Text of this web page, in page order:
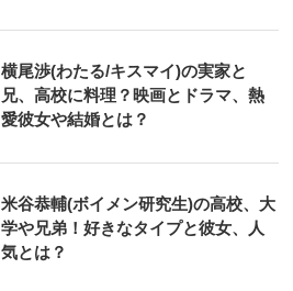
横尾渉(わたる/キスマイ)の実家と
兄、高校に料理？映画とドラマ、熱
愛彼女や結婚とは？
米谷恭輔(ボイメン研究生)の高校、大
学や兄弟！好きなタイプと彼女、人
気とは？